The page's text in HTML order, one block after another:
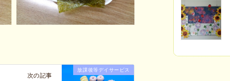
放課後等デイサービス
次の記事